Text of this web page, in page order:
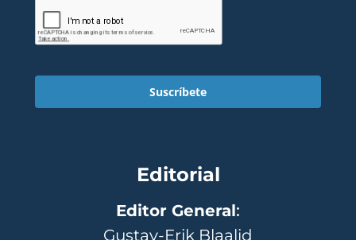
Suscríbete
Editorial
Editor General:
Gustav-Erik Blaalid